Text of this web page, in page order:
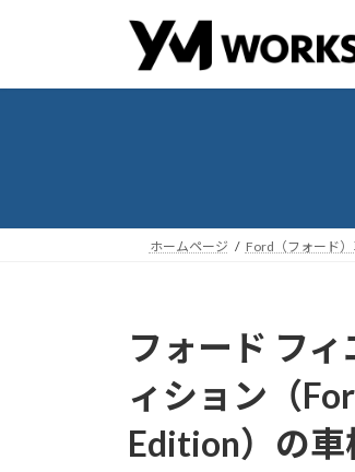
ン
ー
ホームページ Ford（フォード
フォード フ
ィション（
Edition）の